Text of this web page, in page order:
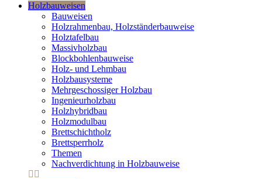
Holzbauweisen
Bauweisen
Holzrahmenbau, Holzständerbauweise
Holztafelbau
Massivholzbau
Blockbohlenbauweise
Holz- und Lehmbau
Holzbausysteme
Mehrgeschossiger Holzbau
Ingenieurholzbau
Holzhybridbau
Holzmodulbau
Brettschichtholz
Brettsperrholz
Themen
Nachverdichtung in Holzbauweise